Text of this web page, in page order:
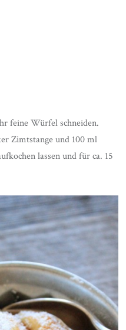
feine Würfel schneiden.
Zimtstange und 100 ml
lassen und für ca. 15